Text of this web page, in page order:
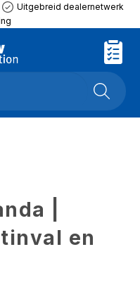
Uitgebreid dealernetwerk
|
en